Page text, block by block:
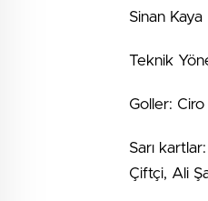
Sinan Kaya
Teknik
Goller:
Sarı
Çiftçi, Ali